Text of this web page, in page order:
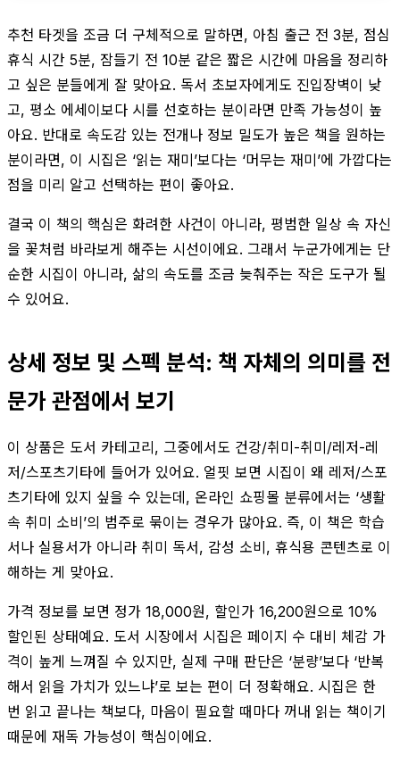
추천 타겟을 조금 더 구체적으로 말하면, 아침 출근 전 3분, 점심
휴식 시간 5분, 잠들기 전 10분 같은 짧은 시간에 마음을 정리하
고 싶은 분들에게 잘 맞아요. 독서 초보자에게도 진입장벽이 낮
고, 평소 에세이보다 시를 선호하는 분이라면 만족 가능성이 높
아요. 반대로 속도감 있는 전개나 정보 밀도가 높은 책을 원하는
분이라면, 이 시집은 ‘읽는 재미’보다는 ‘머무는 재미’에 가깝다는
점을 미리 알고 선택하는 편이 좋아요.
결국 이 책의 핵심은 화려한 사건이 아니라, 평범한 일상 속 자신
을 꽃처럼 바라보게 해주는 시선이에요. 그래서 누군가에게는 단
순한 시집이 아니라, 삶의 속도를 조금 늦춰주는 작은 도구가 될
수 있어요.
상세 정보 및 스펙 분석: 책 자체의 의미를 전
문가 관점에서 보기
이 상품은 도서 카테고리, 그중에서도 건강/취미-취미/레저-레
저/스포츠기타에 들어가 있어요. 얼핏 보면 시집이 왜 레저/스포
츠기타에 있지 싶을 수 있는데, 온라인 쇼핑몰 분류에서는 ‘생활
속 취미 소비’의 범주로 묶이는 경우가 많아요. 즉, 이 책은 학습
서나 실용서가 아니라 취미 독서, 감성 소비, 휴식용 콘텐츠로 이
해하는 게 맞아요.
가격 정보를 보면 정가 18,000원, 할인가 16,200원으로 10%
할인된 상태예요. 도서 시장에서 시집은 페이지 수 대비 체감 가
격이 높게 느껴질 수 있지만, 실제 구매 판단은 ‘분량’보다 ‘반복
해서 읽을 가치가 있느냐’로 보는 편이 더 정확해요. 시집은 한
번 읽고 끝나는 책보다, 마음이 필요할 때마다 꺼내 읽는 책이기
때문에 재독 가능성이 핵심이에요.